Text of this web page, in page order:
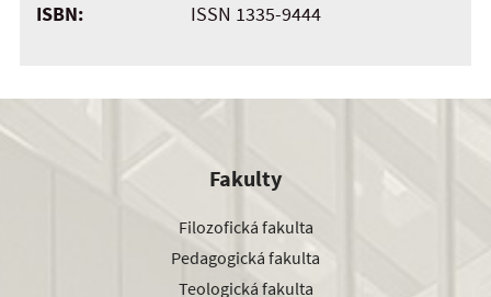
ISBN:
ISSN 1335-9444
Fakulty
Filozofická fakulta
Pedagogická fakulta
Teologická fakulta